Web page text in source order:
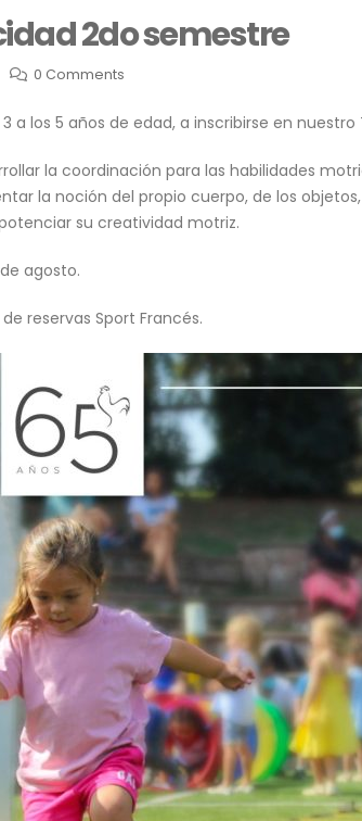
2do semestre
0 Comments
a los 5 años de edad, a inscribirse en
la coordinación para las habilidades
la noción del propio cuerpo, de los
su creatividad motriz.
agosto.
reservas Sport Francés.